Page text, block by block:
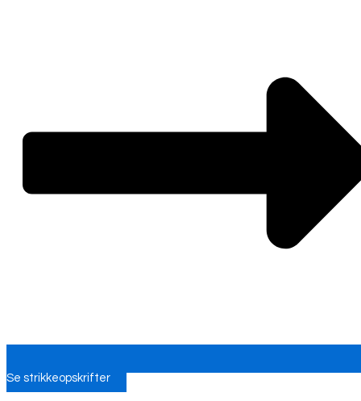
Se strikkeopskrifter